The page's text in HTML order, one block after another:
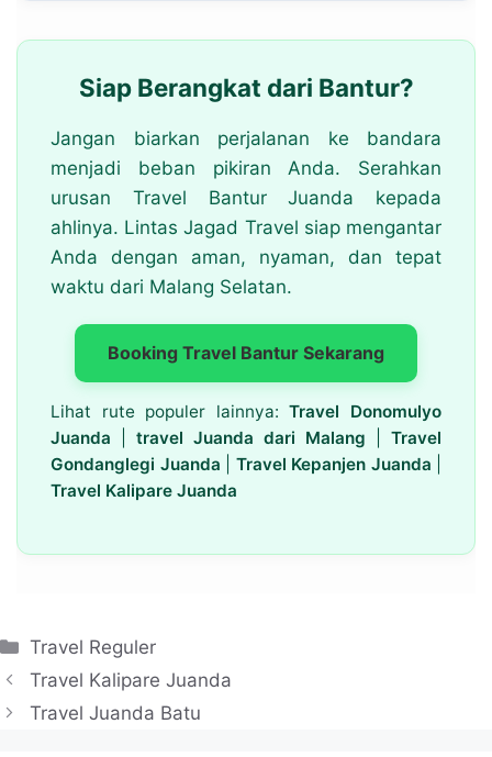
Siap Berangkat dari Bantur?
Jangan biarkan perjalanan ke bandara
menjadi beban pikiran Anda. Serahkan
urusan Travel Bantur Juanda kepada
ahlinya. Lintas Jagad Travel siap mengantar
Anda dengan aman, nyaman, dan tepat
waktu dari Malang Selatan.
Booking Travel Bantur Sekarang
Lihat rute populer lainnya:Travel Donomulyo
Juanda
travel Juanda dari Malang
Travel
Gondanglegi Juanda
Travel Kepanjen Juanda
Travel Kalipare Juanda
Kategori
Travel Reguler
Travel Kalipare Juanda
Travel Juanda Batu